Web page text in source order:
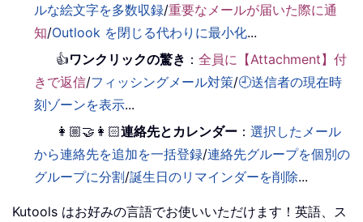
ルな絵文字を多数収録/重要なメールが届いた際に通
知/Outlook を閉じる代わりに最小化...
👍ワンクリックの驚き ：全員に【Attachment】付
きで返信/フィッシングメール対策/🕘送信者の現在時
刻ゾーンを表示...
👩🏼‍🤝‍👩🏻連絡先とカレンダー ：選択したメール
から連絡先を追加を一括登録/連絡先グループを個別の
グループに分割/誕生日のリマインダーを削除...
Kutools はお好みの言語でお使いいただけます！英語、ス